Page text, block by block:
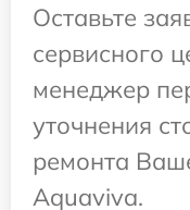
Оставьте
сервисного
менеджер
уточнения
ремонта
Aquaviva.